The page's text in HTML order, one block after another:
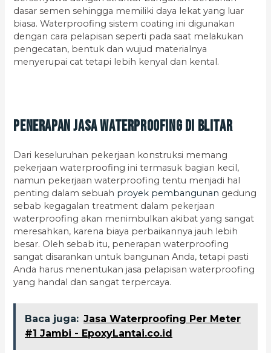
dasar semen sehingga memiliki daya lekat yang luar
biasa. Waterproofing sistem coating ini digunakan
dengan cara pelapisan seperti pada saat melakukan
pengecatan, bentuk dan wujud materialnya
menyerupai cat tetapi lebih kenyal dan kental.
Penerapan Jasa Waterproofing di Blitar
Dari keseluruhan pekerjaan konstruksi memang
pekerjaan waterproofing ini termasuk bagian kecil,
namun pekerjaan waterproofing tentu menjadi hal
penting dalam sebuah proyek pembangunan gedung
sebab kegagalan treatment dalam pekerjaan
waterproofing akan menimbulkan akibat yang sangat
meresahkan, karena biaya perbaikannya jauh lebih
besar. Oleh sebab itu, penerapan waterproofing
sangat disarankan untuk bangunan Anda, tetapi pasti
Anda harus menentukan jasa pelapisan waterproofing
yang handal dan sangat terpercaya.
Baca juga: Jasa Waterproofing Per Meter
#1 Jambi - EpoxyLantai.co.id